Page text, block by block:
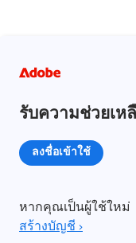
รับความช่วยเห
ลงชื่อเข้าใช้
หากคุณเป็นผู้ใช้ใหม่
สร้างบัญชี ›